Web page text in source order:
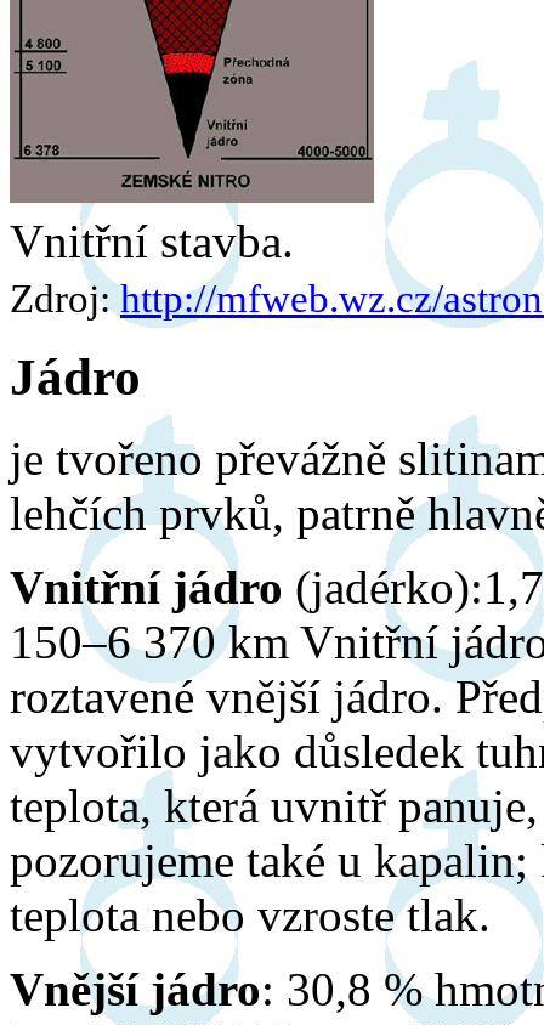
Vnitřní stavba.
Zdroj:http://mfweb.wz.cz/
Jádro
je tvořeno převážně
lehčích prvků, patrně
Vnitřní jádro
150–6 370 km Vnitřní
roztavené vnější jádro.
vytvořilo jako důsledek
teplota, která uvnitř
pozorujeme také u
teplota nebo vzroste tlak.
Vnější jádro: 30,8 %